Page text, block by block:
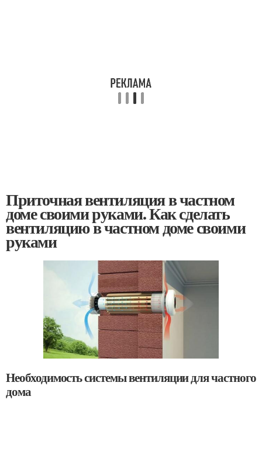
Приточная вентиляция в частном
доме своими руками. Как сделать
вентиляцию в частном доме своими
руками
Необходимость системы вентиляции для частного
дома